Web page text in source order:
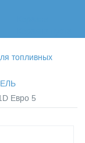
топливных
Евро 5